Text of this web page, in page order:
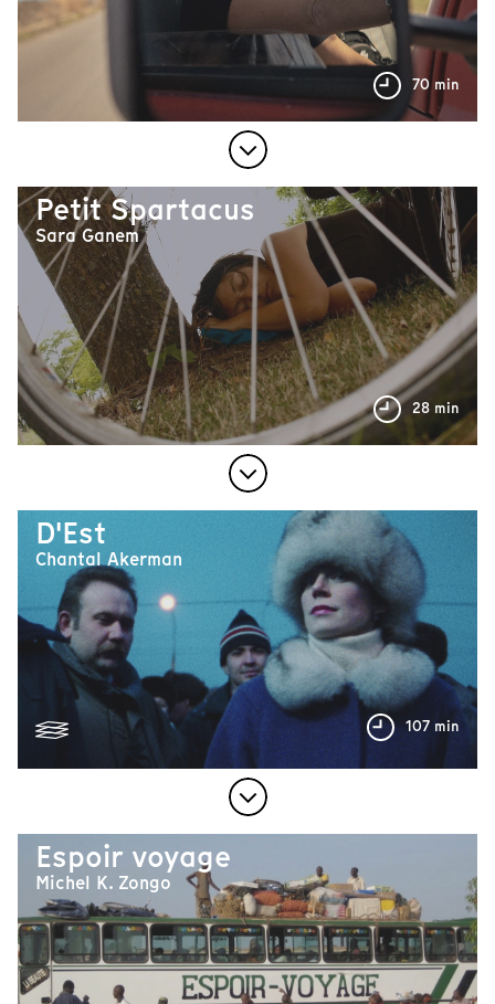
70 min
Petit Spartacus
Sara Ganem
28 min
D'Est
Chantal Akerman
107 min
Espoir voyage
Michel K. Zongo